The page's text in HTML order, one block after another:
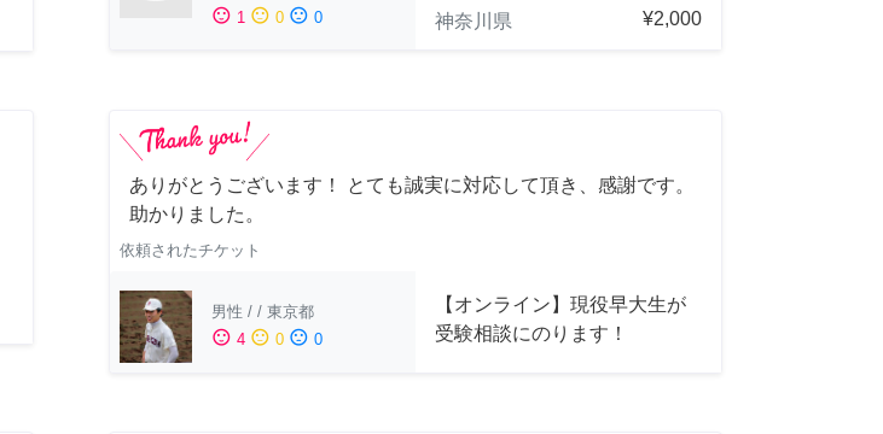
sentiment_satisfied 1 sentiment_neutral 0 sentiment_dissatisfied 0
神奈川県
¥2,000
ありがとうございます！ とても誠実に対応して頂き、感謝です。
助かりました。
依頼されたチケット
男性 / / 東京都
sentiment_satisfied 4 sentiment_neutral 0 sentiment_dissatisfied 0
【オンライン】現役早大生が
受験相談にのります！